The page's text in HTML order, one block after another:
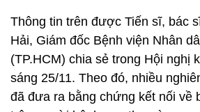
Thông tin trên được Tiến sĩ, bác
Hải, Giám đốc Bệnh viện Nhân
(TP.HCM) chia sẻ trong Hội nghị
sáng 25/11. Theo đó, nhiều
đã đưa ra bằng chứng kết nối về